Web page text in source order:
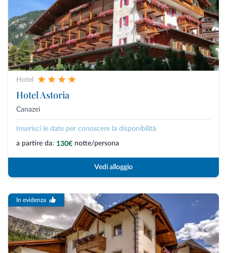
Hotel
Hotel Astoria
Canazei
Inserisci le date per conoscere la disponibilità
a partire da: 130€ notte/persona
Vedi alloggio
In evidenza